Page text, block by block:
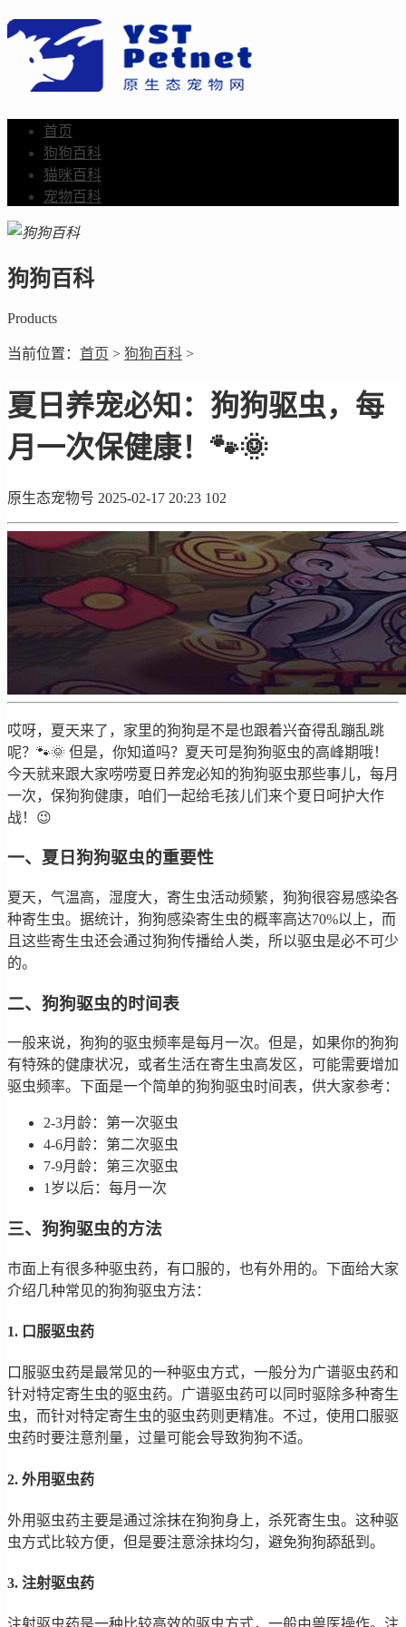
首页
狗狗百科
猫咪百科
宠物百科
狗狗百科
Products
当前位置： 首页 > 狗狗百科 >
夏日养宠必知：狗狗驱虫，每
月一次保健康！🐾🌞
原生态宠物号 2025-02-17 20:23 102
哎呀，夏天来了，家里的狗狗是不是也跟着兴奋得乱蹦乱跳
呢？🐾🌞 但是，你知道吗？夏天可是狗狗驱虫的高峰期哦！
今天就来跟大家唠唠夏日养宠必知的狗狗驱虫那些事儿，每月
一次，保狗狗健康，咱们一起给毛孩儿们来个夏日呵护大作
战！😉
一、夏日狗狗驱虫的重要性
夏天，气温高，湿度大，寄生虫活动频繁，狗狗很容易感染各
种寄生虫。据统计，狗狗感染寄生虫的概率高达70%以上，而
且这些寄生虫还会通过狗狗传播给人类，所以驱虫是必不可少
的。
二、狗狗驱虫的时间表
一般来说，狗狗的驱虫频率是每月一次。但是，如果你的狗狗
有特殊的健康状况，或者生活在寄生虫高发区，可能需要增加
驱虫频率。下面是一个简单的狗狗驱虫时间表，供大家参考：
2-3月龄：第一次驱虫
4-6月龄：第二次驱虫
7-9月龄：第三次驱虫
1岁以后：每月一次
三、狗狗驱虫的方法
市面上有很多种驱虫药，有口服的，也有外用的。下面给大家
介绍几种常见的狗狗驱虫方法：
1. 口服驱虫药
口服驱虫药是最常见的一种驱虫方式，一般分为广谱驱虫药和
针对特定寄生虫的驱虫药。广谱驱虫药可以同时驱除多种寄生
虫，而针对特定寄生虫的驱虫药则更精准。不过，使用口服驱
虫药时要注意剂量，过量可能会导致狗狗不适。
2. 外用驱虫药
外用驱虫药主要是通过涂抹在狗狗身上，杀死寄生虫。这种驱
虫方式比较方便，但是要注意涂抹均匀，避免狗狗舔舐到。
3. 注射驱虫药